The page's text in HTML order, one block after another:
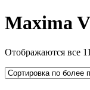
Maxima
Отображаются все 11